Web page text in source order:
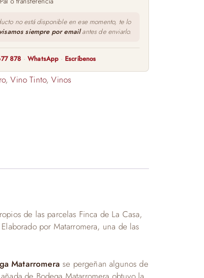
no está disponible en ese momento, te lo
siempre por emailantes de enviarlo.
878 ·WhatsApp · Escríbenos
,Vino Tinto,Vinos
de las parcelas Finca de La Casa,
por Matarromera, una de las
Matarromera se pergeñan algunos de